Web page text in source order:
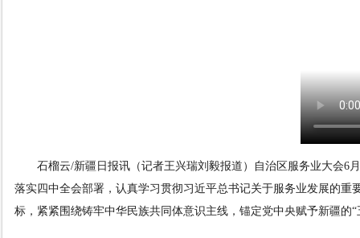
石榴云/新疆日报讯（记者王兴瑞刘毅报道）自治区服务业大会6
落实四中全会部署，认真学习贯彻习近平总书记关于服务业发展的
标 ，紧紧围绕铸牢中华民族共同体意识主线，锚定党中央赋予新疆